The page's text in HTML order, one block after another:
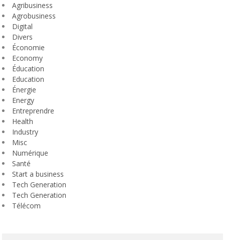
Agribusiness
Agrobusiness
Digital
Divers
Économie
Economy
Éducation
Education
Énergie
Energy
Entreprendre
Health
Industry
Misc
Numérique
Santé
Start a business
Tech Generation
Tech Generation
Télécom